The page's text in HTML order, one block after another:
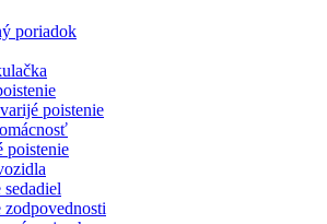
poriadok
poistenie
poistenie
sedadiel
zodpovednosti